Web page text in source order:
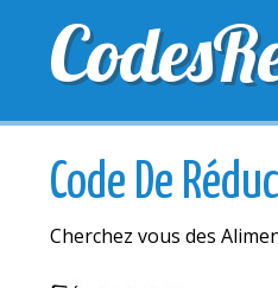
MEILLEURS CODES
Code De
Cherchez vous des